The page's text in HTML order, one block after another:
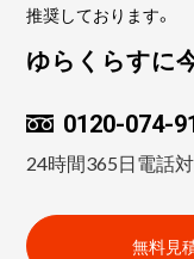
推奨しております。
ゆらくらすに
0120-074-
24時間365日電話
無料見